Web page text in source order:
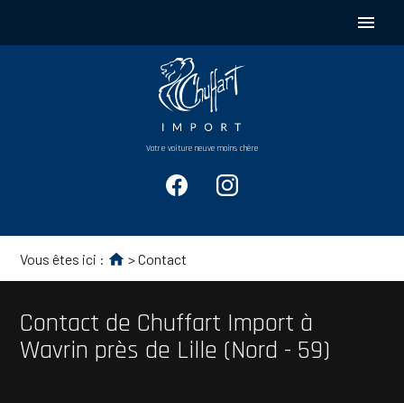
menu
Votre voiture neuve moins chère
Vous êtes ici : > Contact
Contact de Chuffart Import à
Wavrin près de Lille (Nord - 59)